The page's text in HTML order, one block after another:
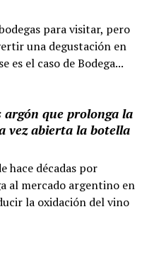
para visitar, pero
una degustación en
es el caso de Bodega...
argón que prolonga la
vez abierta la botella
hace décadas por
al mercado argentino en
la oxidación del vino